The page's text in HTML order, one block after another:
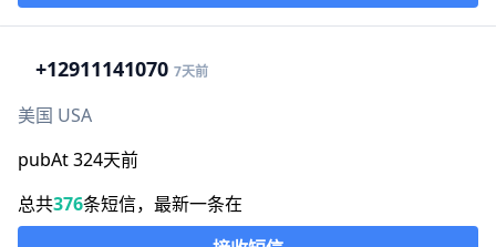
+12911141070 7天前
美国 USA
pubAt 324天前
总共376条短信，最新一条在